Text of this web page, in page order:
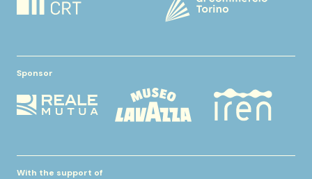
Sponsor
With the support of